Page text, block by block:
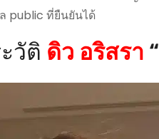
public ที่ยืนยันได้
วัติ ดิว อริสรา “